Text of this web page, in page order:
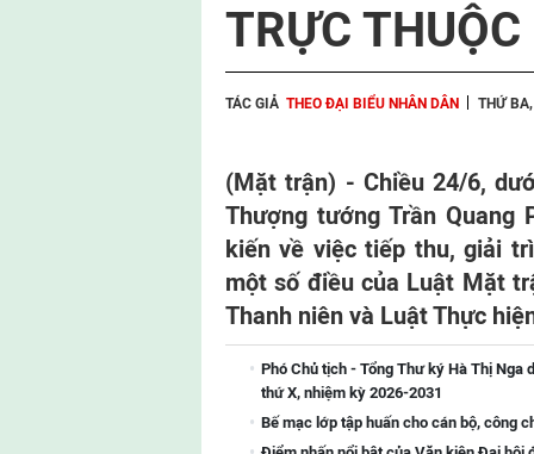
TRỰC THUỘC
TÁC GIẢ THEO ĐẠI BIỂU NHÂN DÂN THỨ
(Mặt trận) - Chiều 24/6,
Thượng tướng Trần Quang
kiến về việc tiếp thu, giải
một số điều của Luật Mặt
Thanh niên và Luật Thực
Phó Chủ tịch - Tổng Thư ký Hà Thị Nga
thứ X, nhiệm kỳ 2026-2031
Bế mạc lớp tập huấn cho cán bộ, công